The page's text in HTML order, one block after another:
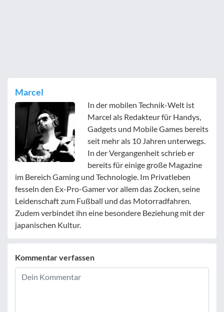
Marcel
In der mobilen Technik-Welt ist
Marcel als Redakteur für Handys,
Gadgets und Mobile Games bereits
seit mehr als 10 Jahren unterwegs.
In der Vergangenheit schrieb er
bereits für einige große Magazine
im Bereich Gaming und Technologie. Im Privatleben
fesseln den Ex-Pro-Gamer vor allem das Zocken, seine
Leidenschaft zum Fußball und das Motorradfahren.
Zudem verbindet ihn eine besondere Beziehung mit der
japanischen Kultur.
Kommentar verfassen